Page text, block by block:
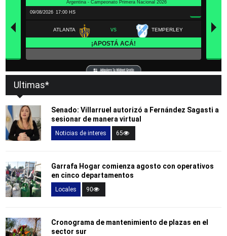
Ultimas*
Senado: Villarruel autorizó a Fernández Sagasti a
sesionar de manera virtual
Noticias de interes 65
Garrafa Hogar comienza agosto con operativos
en cinco departamentos
Locales 90
Cronograma de mantenimiento de plazas en el
sector sur